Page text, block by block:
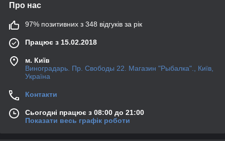
Про нас
97% позитивних з 348 відгуків за рік
Працює з 15.02.2018
м. Київ
Виноградарь. Пр. Свободы 22. Магазин "Рыбалка"., Київ,
Україна
Контакти
Сьогодні працює з 08:00 до 21:00
Показати весь графік роботи